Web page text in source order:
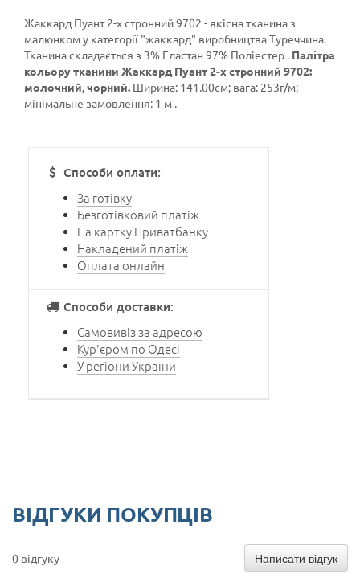
Жаккард Пуант 2-х стронний 9702 - якісна тканина з
малюнком у категорії "жаккард" виробництва Туреччина.
Тканина складається з 3% Еластан 97% Поліестер . Палітра
кольору тканини Жаккард Пуант 2-х стронний 9702:
молочний, чорний. Ширина: 141.00см; вага: 253г/м;
мінімальне замовлення: 1 м .
Способи оплати:
За готівку
Безготівковий платіж
На картку Приватбанку
Накладений платіж
Оплата онлайн
Способи доставки:
Самовивіз за адресою
Кур'єром по Одесі
У регіони України
ВІДГУКИ ПОКУПЦІВ
0 відгуку Написати відгук